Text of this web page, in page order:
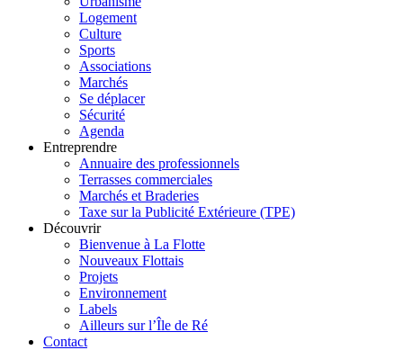
Logement
Culture
Sports
Associations
Marchés
Se déplacer
Sécurité
Agenda
Entreprendre
Annuaire des professionnels
Terrasses commerciales
Marchés et Braderies
Taxe sur la Publicité Extérieure (TPE)
Découvrir
Bienvenue à La Flotte
Nouveaux Flottais
Projets
Environnement
Labels
Ailleurs sur l’Île de Ré
Contact